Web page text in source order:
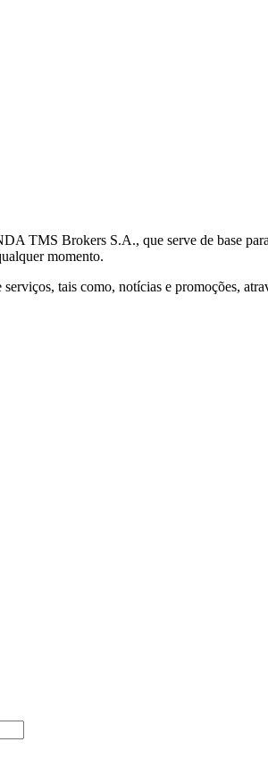
TMS Brokers S.A., que serve de base
momento.
tais como, notícias e promoções,